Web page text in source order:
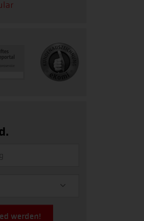
werden!